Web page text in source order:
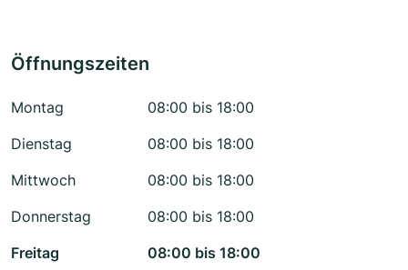
Öffnungszeiten
Montag
08:00 bis 18:00
Dienstag
08:00 bis 18:00
Mittwoch
08:00 bis 18:00
Donnerstag
08:00 bis 18:00
Freitag
08:00 bis 18:00